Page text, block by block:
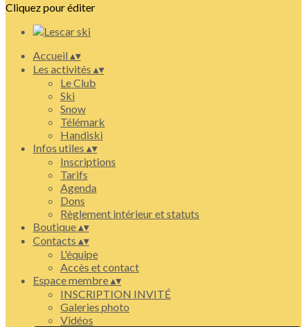
Cliquez pour éditer
Accueil ▴▾
Les activités ▴▾
Le Club
Ski
Snow
Télémark
Handiski
Infos utiles ▴▾
Inscriptions
Tarifs
Agenda
Dons
Règlement intérieur et statuts
Boutique▴▾
Contacts ▴▾
L'équipe
Accès et contact
Espace membre▴▾
INSCRIPTION INVITÉ
Galeries photo
Vidéos